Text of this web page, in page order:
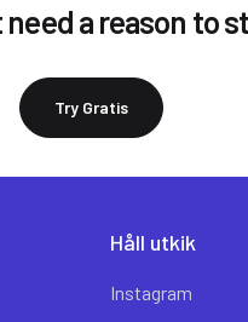
need a reason to
Try Gratis
Håll utkik
Instagram